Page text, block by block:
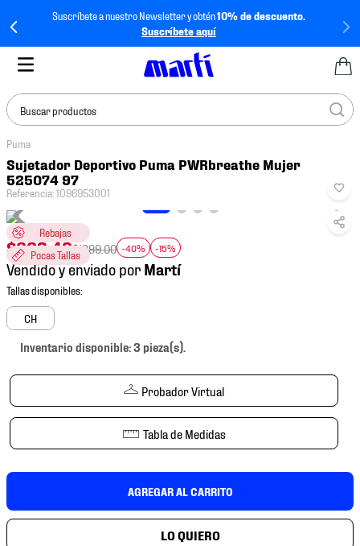
Suscríbete a nuestro Newsletter y obtén10% de descuento.
Suscríbete aquí
Buscar productos
Puma
Sujetador Deportivo Puma PWRbreathe Mujer
525074 97
Referencia:1096953001
Rebajas
Pocas Tallas
$662.49$1299.00 -40% -15%
Vendido y enviado por
CH
Inventario disponible: 3 pieza(s).
Probador Virtual
Tabla de Medidas
AGREGAR AL CARRITO
TÉRMINOS MÁS
BUSCADOS
1.
tenis mujer
2.
tenis hombre
3.
tenis
4
jersey
tenis futbol
6.
mochila
10. tenis nike